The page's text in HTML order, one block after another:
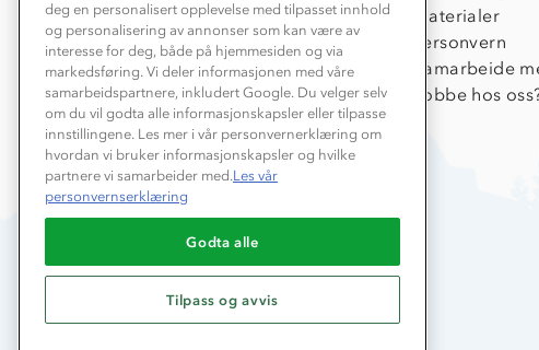
Materialer
Personvern
Samarbeide
Jobbe hos
deg en personalisert opplevelse med tilpasset innhold
og personalisering av annonser som kan være av
interesse for deg, både på hjemmesiden og via
markedsføring. Vi deler informasjonen med våre
samarbeidspartnere, inkludert Google. Du velger selv
om du vil godta alle informasjonskapsler eller tilpasse
innstillingene. Les mer i vår personvernerklæring om
hvordan vi bruker informasjonskapsler og hvilke
partnere vi samarbeider med.Les vår
personvernserklæring
Godta alle
Tilpass og avvis